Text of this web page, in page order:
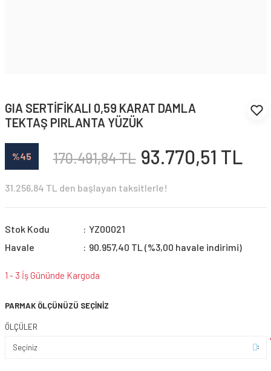
GIA SERTİFİKALI 0,59 KARAT DAMLA
TEKTAŞ PIRLANTA YÜZÜK
%45 170.491,84 TL 93.770,51 TL
31.256,84 TL den başlayan taksitlerle!
Stok Kodu
YZ00021
Havale
90.957,40 TL (%3,00 havale indirimi)
1 - 3 İş Gününde Kargoda
PARMAK ÖLÇÜNÜZÜ SEÇİNİZ
ÖLÇÜLER